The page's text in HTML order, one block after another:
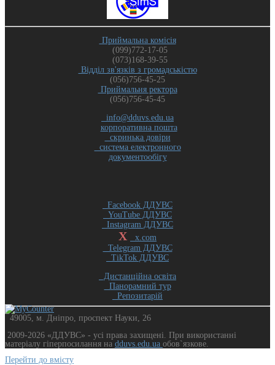
Приймальна комісія
(099)772-17-05
(073)168-39-55
Відділ зв'язків з громадськістю
(056)756-45-25
Приймальня ректора
(056)756-45-45
info@dduvs.edu.ua
корпоративна пошта
скринька довіри
система електронного
документообігу
Facebook ДДУВС
YouTube ДДУВС
Instagram ДДУВС
X
x.com
Telegram ДДУВС
TikTok ДДУВС
Дистанційна освіта
Панорамний тур
Репозитарій
49005, м. Дніпро, проспект Науки, 26
2009-2026 «ДДУВС» - усi права захищенi. При використанні
матеріалу гіперпосилання на dduvs.edu.ua обов`язкове.
Перейти до вмісту